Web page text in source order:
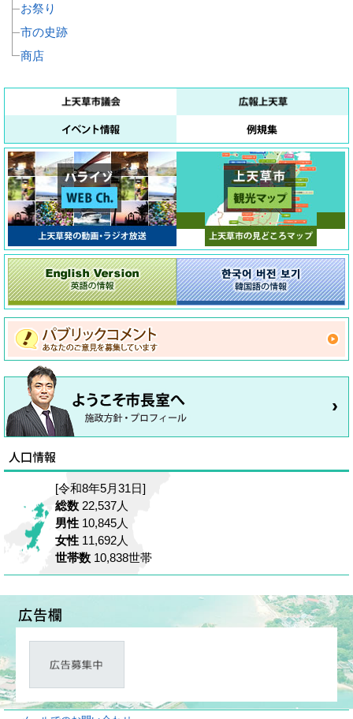
お祭り
市の史跡
商店
[令和8年5月31日]
総数 22,537人
男性 10,845人
女性 11,692人
世帯数 10,838世帯